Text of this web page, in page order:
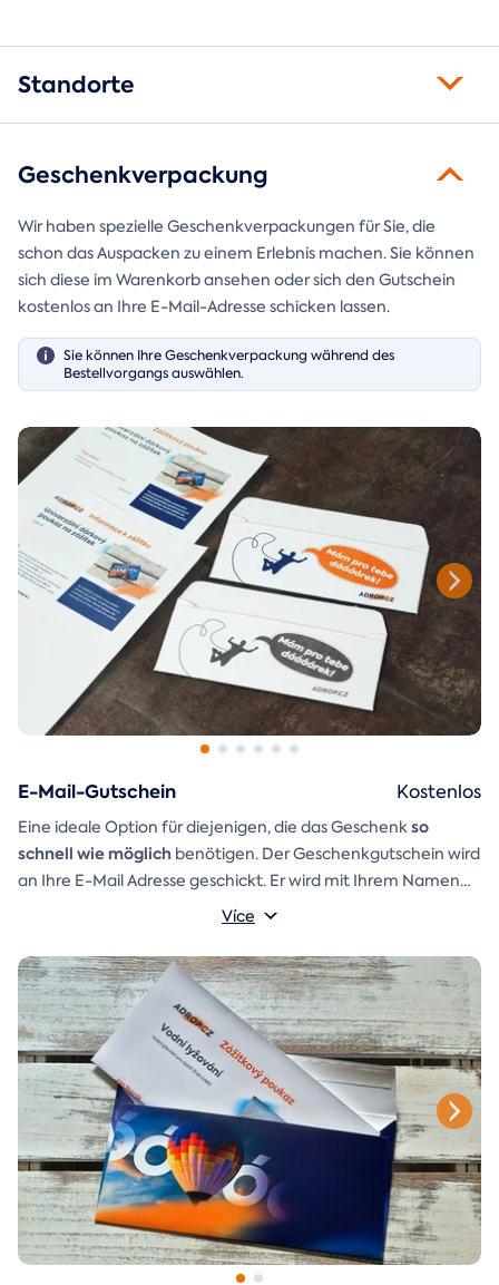
Standorte
Geschenkverpackung
Wir haben spezielle Geschenkverpackungen für Sie, die
schon das Auspacken zu einem Erlebnis machen. Sie können
sich diese im Warenkorb ansehen oder sich den Gutschein
kostenlos an Ihre E-Mail-Adresse schicken lassen.
Sie können Ihre Geschenkverpackung während des
Bestellvorgangs auswählen.
E-Mail-Gutschein
Eine ideale Option für diejenigen, die das Geschenkso
schnell wie möglich benötigen. Der Geschenkgutschein wird
an Ihre E-Mail Adresse geschickt. Er wird mit Ihrem Namen
und einer Aufschrift versehen, die Sie selbst schreiben
ausschneiden und zusammenkleben können, ist ebenfalls in
der E-Mail enthalten.
Více
Kostenlos